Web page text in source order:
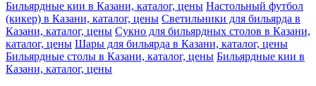
Бильярдные кии в Казани, каталог, цены Настольный футбол
(кикер) в Казани, каталог, цены Светильники для бильярда в
Казани, каталог, цены Сукно для бильярдных столов в Казани,
каталог, цены Шары для бильярда в Казани, каталог, цены
Бильярдные столы в Казани, каталог, цены Бильярдные кии в
Казани, каталог, цены